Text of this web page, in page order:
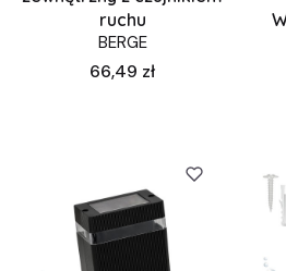
ruchu
BERGE
Cena
66,49 zł